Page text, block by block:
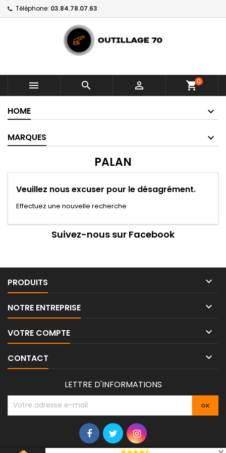
Téléphone: 03.84.78.07.63
   shopping_cart0
HOME
MARQUES
PALAN
Veuillez nous excuser pour le désagrément.
Effectuez une nouvelle recherche
Suivez-nous sur Facebook
PRODUITS 
NOTRE ENTREPRISE 
VOTRE COMPTE 
CONTACT 
LETTRE D'INFORMATIONS